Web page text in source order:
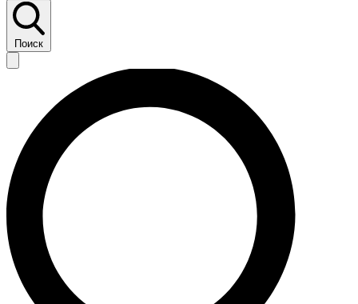
Поиск